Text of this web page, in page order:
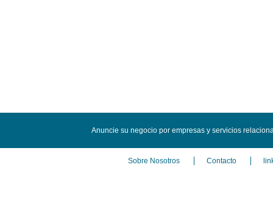
Anuncie su negocio por empresas y servicios
Sobre Nosotros Contacto